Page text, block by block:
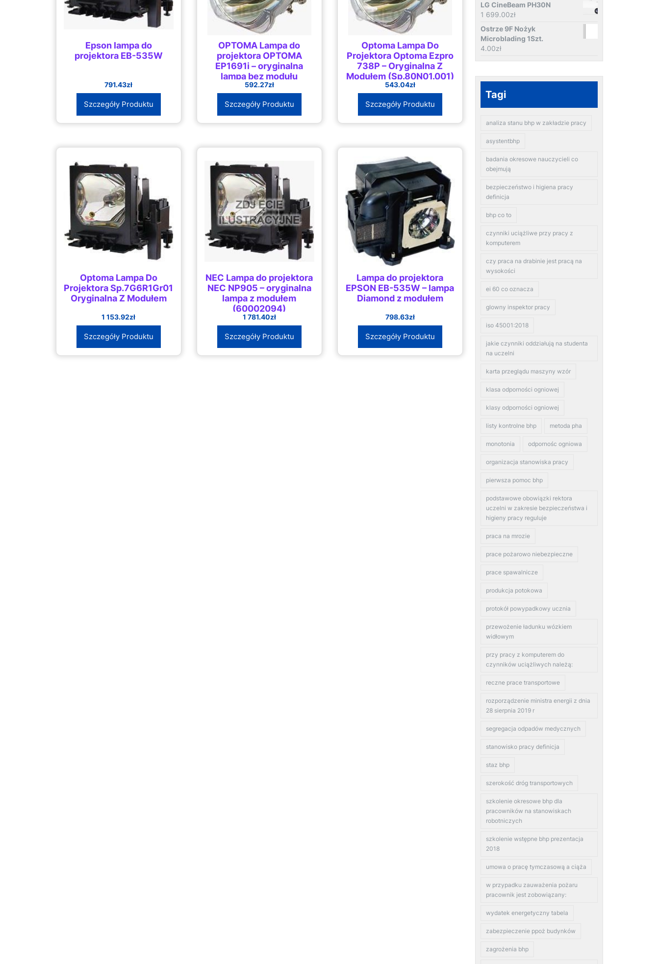
Epson lampa do
projektora EB-535W
791.43zł
Szczegóły Produktu
OPTOMA Lampa do
projektora OPTOMA
EP1691i – oryginalna
lampa bez modułu
592.27zł
Szczegóły Produktu
Optoma Lampa Do
Projektora Optoma Ezpro
738P – Oryginalna Z
Modułem (Sp.80N01.001)
543.04zł
Szczegóły Produktu
Optoma Lampa Do
Projektora Sp.7G6R1Gr01
Oryginalna Z Modułem
1 153.92zł
Szczegóły Produktu
NEC Lampa do projektora
NEC NP905 – oryginalna
lampa z modułem
(60002094)
1 781.40zł
Szczegóły Produktu
Lampa do projektora
EPSON EB-535W – lampa
Diamond z modułem
798.63zł
Szczegóły Produktu
LG CineBeam PH30N
1 699.00zł
Ostrze 9F Nożyk
Microblading 1Szt.
4.00zł
Tagi
analiza stanu bhp w zakładzie pracy
asystentbhp
badania okresowe nauczycieli co
obejmują
bezpieczeństwo i higiena pracy
definicja
bhp co to
czynniki uciążliwe przy pracy z
komputerem
czy praca na drabinie jest pracą na
wysokości
ei 60 co oznacza
glowny inspektor pracy
iso 45001:2018
jakie czynniki oddziałują na studenta
na uczelni
karta przeglądu maszyny wzór
klasa odporności ogniowej
klasy odporności ogniowej
listy kontrolne bhp metoda pha
monotonia odpornośc ogniowa
organizacja stanowiska pracy
pierwsza pomoc bhp
podstawowe obowiązki rektora
uczelni w zakresie bezpieczeństwa i
higieny pracy reguluje
praca na mrozie
prace pożarowo niebezpieczne
prace spawalnicze
produkcja potokowa
protokół powypadkowy ucznia
przewożenie ładunku wózkiem
widłowym
przy pracy z komputerem do
czynników uciążliwych należą:
reczne prace transportowe
rozporządzenie ministra energii z dnia
28 sierpnia 2019 r
segregacja odpadów medycznych
stanowisko pracy definicja
staz bhp
szerokość dróg transportowych
szkolenie okresowe bhp dla
pracowników na stanowiskach
robotniczych
szkolenie wstępne bhp prezentacja
2018
umowa o pracę tymczasową a ciąża
w przypadku zauważenia pożaru
pracownik jest zobowiązany:
wydatek energetyczny tabela
zabezpieczenie ppoż budynków
zagrożenia bhp